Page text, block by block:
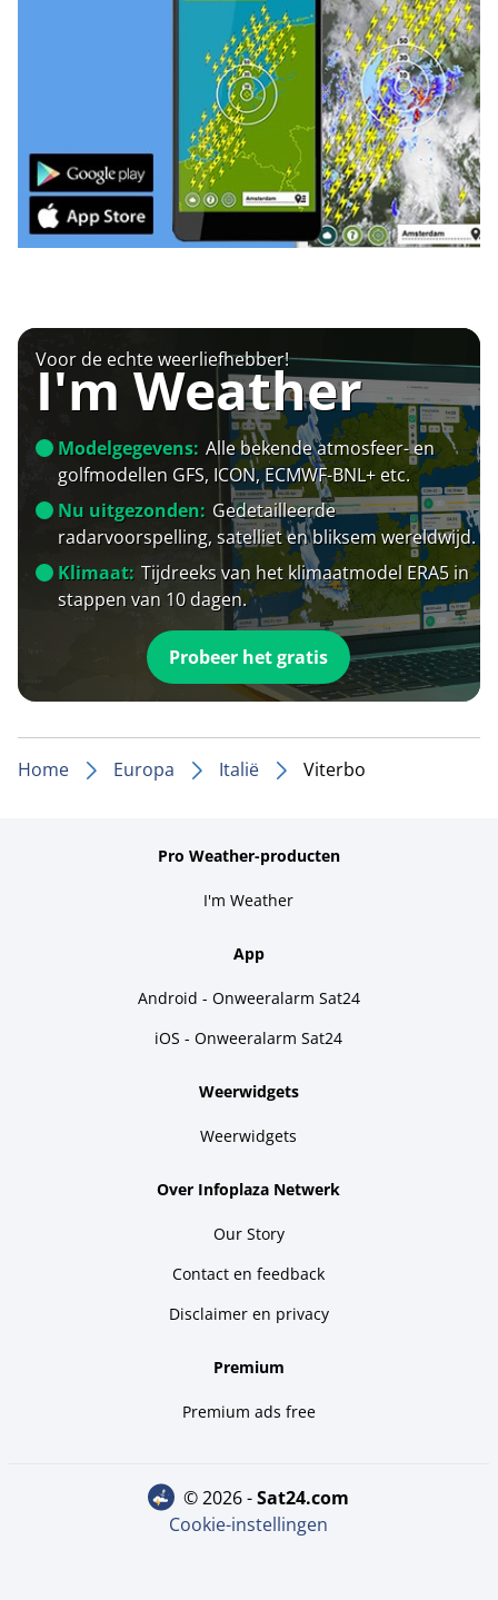
Voor de echte weerliefhebber!
I'm Weather
Modelgegevens: Alle bekende atmosfeer- en
golfmodellen GFS, ICON, ECMWF-BNL+ etc.
Nu uitgezonden: Gedetailleerde
radarvoorspelling, satelliet en bliksem wereldwijd.
Klimaat: Tijdreeks van het klimaatmodel ERA5 in
stappen van 10 dagen.
Probeer het gratis
Home Europa Italië Viterbo
Pro Weather-producten
I'm Weather
App
Android - Onweeralarm Sat24
iOS - Onweeralarm Sat24
Weerwidgets
Weerwidgets
Over Infoplaza Netwerk
Our Story
Contact en feedback
Disclaimer en privacy
Premium
Premium ads free
© 2026 - sat24.com
Cookie-instellingen